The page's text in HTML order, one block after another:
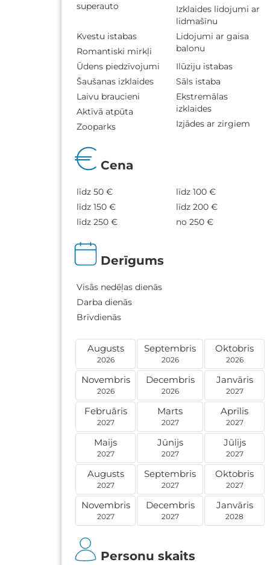
superauto
Izklaides lidojumi ar
lidmašīnu
Lidojumi ar gaisa
balonu
Kvestu istabas
Romantiski mirkļi
Ūdens piedzīvojumi
Ilūziju istabas
Šaušanas izklaides
Sāls istaba
Laivu braucieni
Ekstremālas
izklaides
Aktīvā atpūta
Izjādes ar zirgiem
Zooparks
Cena
līdz 50 €
līdz 100 €
līdz 150 €
līdz 200 €
līdz 250 €
no 250 €
Derīgums
Visās nedēļas dienās
Darba dienās
Brīvdienās
Augusts
2026
Septembris
2026
Oktobris
2026
Novembris
2026
Decembris
2026
Janvāris
2027
Februāris
2027
Marts
2027
Aprīlis
2027
Maijs
2027
Jūnijs
2027
Jūlijs
2027
Augusts
2027
Septembris
2027
Oktobris
2027
Novembris
2027
Decembris
2027
Janvāris
2028
Personu skaits